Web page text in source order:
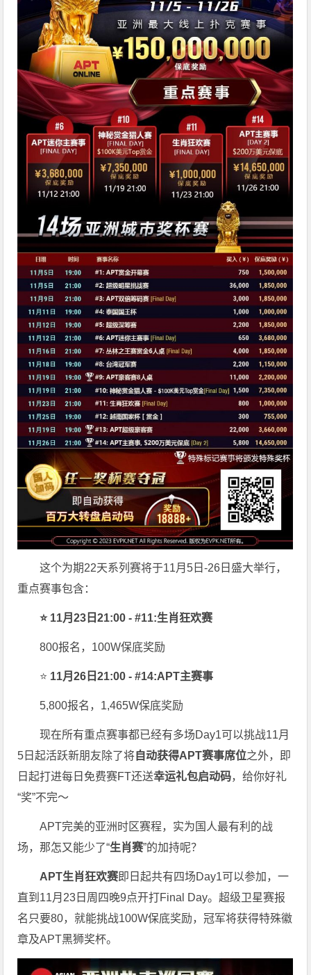
这个为期22天系列赛将于11月5日-26日盛大举行，
重点赛事包含：
⭐ 11月23日21:00 - #11:生肖狂欢赛
800报名，100W保底奖励
⭐ 11月26日21:00 - #14:APT主赛事
5,800报名，1,465W保底奖励
现在所有重点赛事都已经有多场Day1可以挑战11月
5日起活跃新朋友除了将自动获得APT赛事席位之外，即
日起打进每日免费赛FT还送幸运礼包启动码，给你好礼
“奖”不完～
APT完美的亚洲时区赛程，实为国人最有利的战
场，那怎又能少了“生肖赛”的加持呢？
APT生肖狂欢赛即日起共有四场Day1可以参加，一
直到11月23日周四晚9点开打Final Day。超级卫星赛报
名只要80，就能挑战100W保底奖励，冠军将获得特殊徽
章及APT黑狮奖杯。